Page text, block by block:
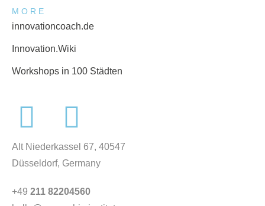
MORE
innovationcoach.de
Innovation.Wiki
Workshops in 100 Städten
Alt Niederkassel 67, 40547
Düsseldorf, Germany
+49 211 82204560